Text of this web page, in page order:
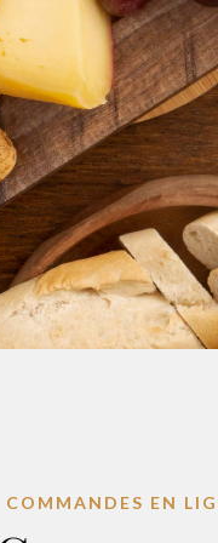
COMMANDES EN